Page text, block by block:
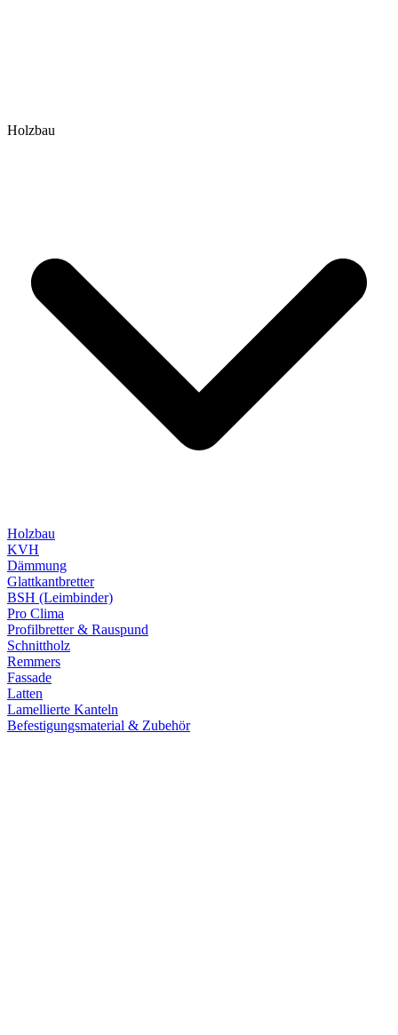
Holzbau
Holzbau
KVH
Dämmung
Glattkantbretter
BSH (Leimbinder)
Pro Clima
Profilbretter & Rauspund
Schnittholz
Remmers
Fassade
Latten
Lamellierte Kanteln
Befestigungsmaterial & Zubehör